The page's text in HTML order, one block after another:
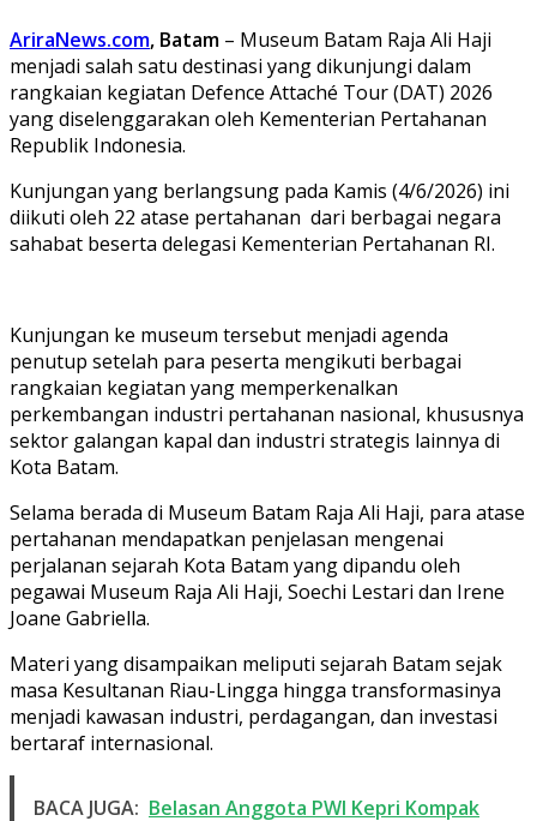
AriraNews.com, Batam – Museum Batam Raja Ali Haji
menjadi salah satu destinasi yang dikunjungi dalam
rangkaian kegiatan Defence Attaché Tour (DAT) 2026
yang diselenggarakan oleh Kementerian Pertahanan
Republik Indonesia.
Kunjungan yang berlangsung pada Kamis (4/6/2026) ini
diikuti oleh 22 atase pertahanan dari berbagai negara
sahabat beserta delegasi Kementerian Pertahanan RI.
Kunjungan ke museum tersebut menjadi agenda
penutup setelah para peserta mengikuti berbagai
rangkaian kegiatan yang memperkenalkan
perkembangan industri pertahanan nasional, khususnya
sektor galangan kapal dan industri strategis lainnya di
Kota Batam.
Selama berada di Museum Batam Raja Ali Haji, para atase
pertahanan mendapatkan penjelasan mengenai
perjalanan sejarah Kota Batam yang dipandu oleh
pegawai Museum Raja Ali Haji, Soechi Lestari dan Irene
Joane Gabriella.
Materi yang disampaikan meliputi sejarah Batam sejak
masa Kesultanan Riau-Lingga hingga transformasinya
menjadi kawasan industri, perdagangan, dan investasi
bertaraf internasional.
BACA JUGA: Belasan Anggota PWI Kepri Kompak